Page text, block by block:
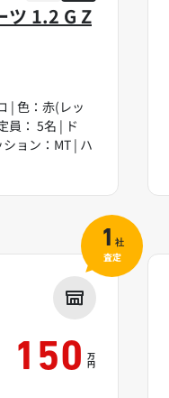
ツ 1.2 G Z
| 色：赤(レッ
員： 5名 | ド
ョン：MT | ハ
150 万
円
1 社
査定